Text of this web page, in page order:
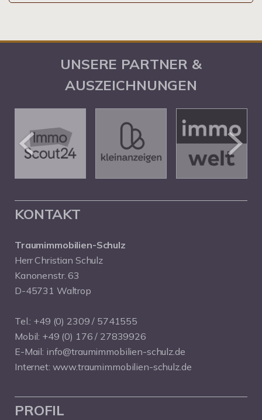
UNSERE PARTNER &
AUSZEICHNUNGEN
KONTAKT
Traumimmobilien-Schulz
Herr Christian Schulz
Kanonenstr. 63
D-45731 Waltrop
Tel.: +49 (0) 2309 / 5741555
Mobil: +49 (0) 176 / 27839926
E-Mail: info@traumimmobilien-schulz.de
Internet: www.traumimmobilien-schulz.de
PROFIL